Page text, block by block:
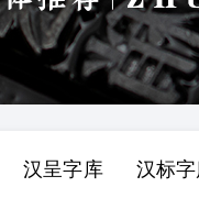
汉呈字库 汉标